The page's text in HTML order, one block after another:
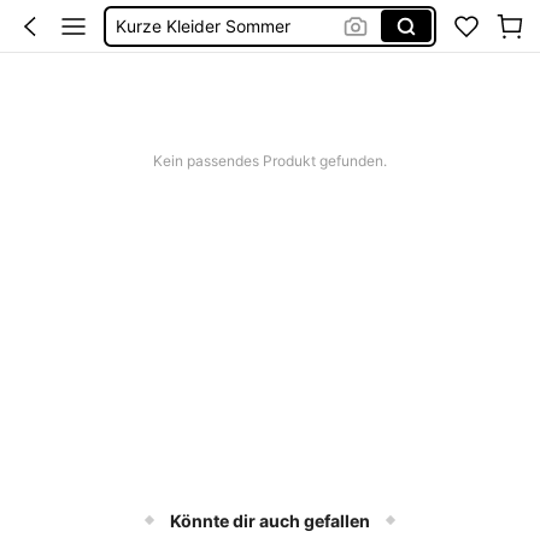
Bikini
Kein passendes Produkt gefunden.
Könnte dir auch gefallen